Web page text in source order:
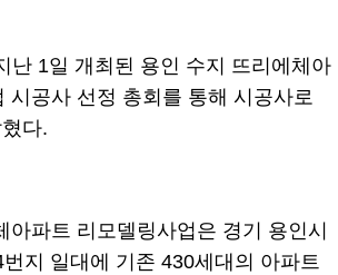
난 1일 개최된 용인 수지 뜨리에체아
시공사 선정 총회를 통해 시공사로
다.
아파트 리모델링사업은 경기 용인시
지 일대에 기존 430세대의 아파트